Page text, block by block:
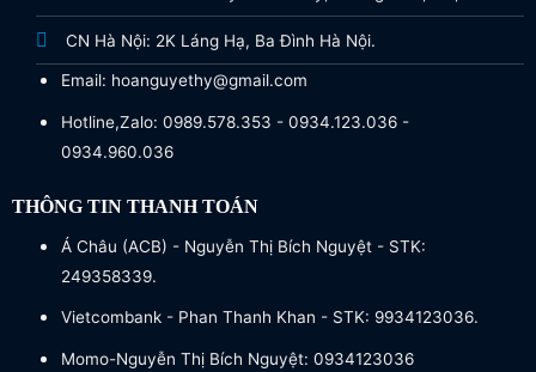
CN Hà Nội: 2K Láng Hạ, Ba Đình Hà Nội.
Email: hoanguyethy@gmail.com
Hotline,Zalo: 0989.578.353 - 0934.123.036 -
0934.960.036
THÔNG TIN THANH TOÁN
Á Châu (ACB) - Nguyễn Thị Bích Nguyệt - STK:
249358339.
Vietcombank - Phan Thanh Khan - STK: 9934123036.
Momo-Nguyễn Thị Bích Nguyệt: 0934123036